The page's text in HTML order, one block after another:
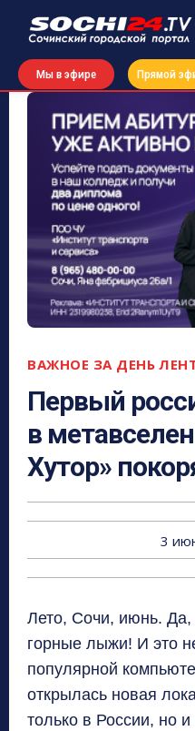
Мы в эфире Прямой
ВАЖНОЕ ЗА ДЕНЬ
Первый
в
Хутор»
3
Лето, Сочи, июнь. Да,
горные лыжи! И это
популярной
открылась новая
только в России, но